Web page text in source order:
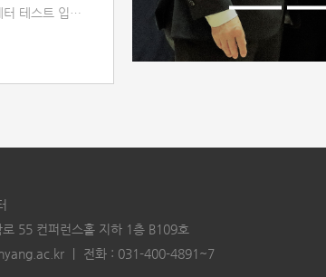
테스트 입니
니다. IC-
55 컨퍼런스홀 지하 1층 B109호
전화 : 031-400-4891~7